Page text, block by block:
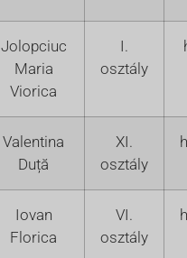
Jolopciuc
Maria
Viorica
I.
osztály
Valentina
Duță
XI.
osztály
Iovan
Florica
VI.
osztály